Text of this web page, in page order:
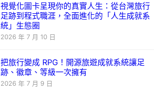
視覺化圖卡呈現你的真實人生：從台灣旅行
足跡到程式職涯，全面進化的「人生成就系
統」生態圈
2026 年 7 月 10 日
把旅行變成 RPG！開源旅遊成就系統讓足
跡、徽章、等級一次擁有
2026 年 7 月 9 日